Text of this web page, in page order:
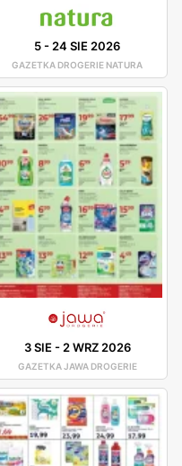
5- 24 SIE 2026
GAZETKA DROGERIE NATURA
3 SIE - 2 WRZ 2026
GAZETKA JAWA DROGERIE